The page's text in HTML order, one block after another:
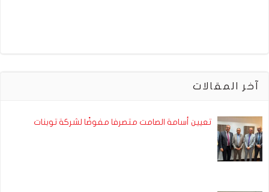
آخر المقالات
تعيين أسامة الصامت متصرفا مفوضًا لشركة توبنات